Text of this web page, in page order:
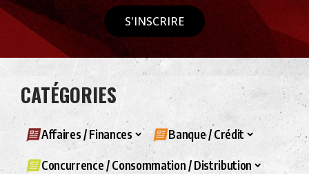
S'INSCRIRE
CATÉGORIES
Affaires / Finances Banque / Crédit
Concurrence / Consommation / Distribution